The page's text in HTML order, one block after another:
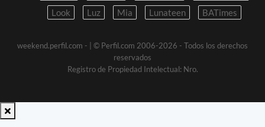
Look
Luz Mia Lunateen BATimes
weekend.perfil.com -
| © Perfil.com 2006-2026 - Todos los derechos
reservados
Registro de Propiedad Intelectual: Nro.